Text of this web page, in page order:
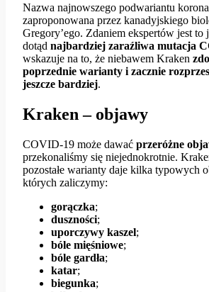
Nazwa najnowszego podwariantu
zaproponowana przez kanadyjskiego
Gregory’ego. Zdaniem ekspertów jest to
dotąd najbardziej zaraźliwa mutacja
wskazuje na to, że niebawem Kraken
poprzednie warianty i zacznie
jeszcze bardziej.
Kraken – objawy
COVID-19 może dawać przeróżne
przekonaliśmy się niejednokrotnie.
pozostałe warianty daje kilka typowych
których zaliczymy:
gorączka;
duszności;
uporczywy kaszel;
bóle mięśniowe;
bóle gardła;
katar;
biegunka;